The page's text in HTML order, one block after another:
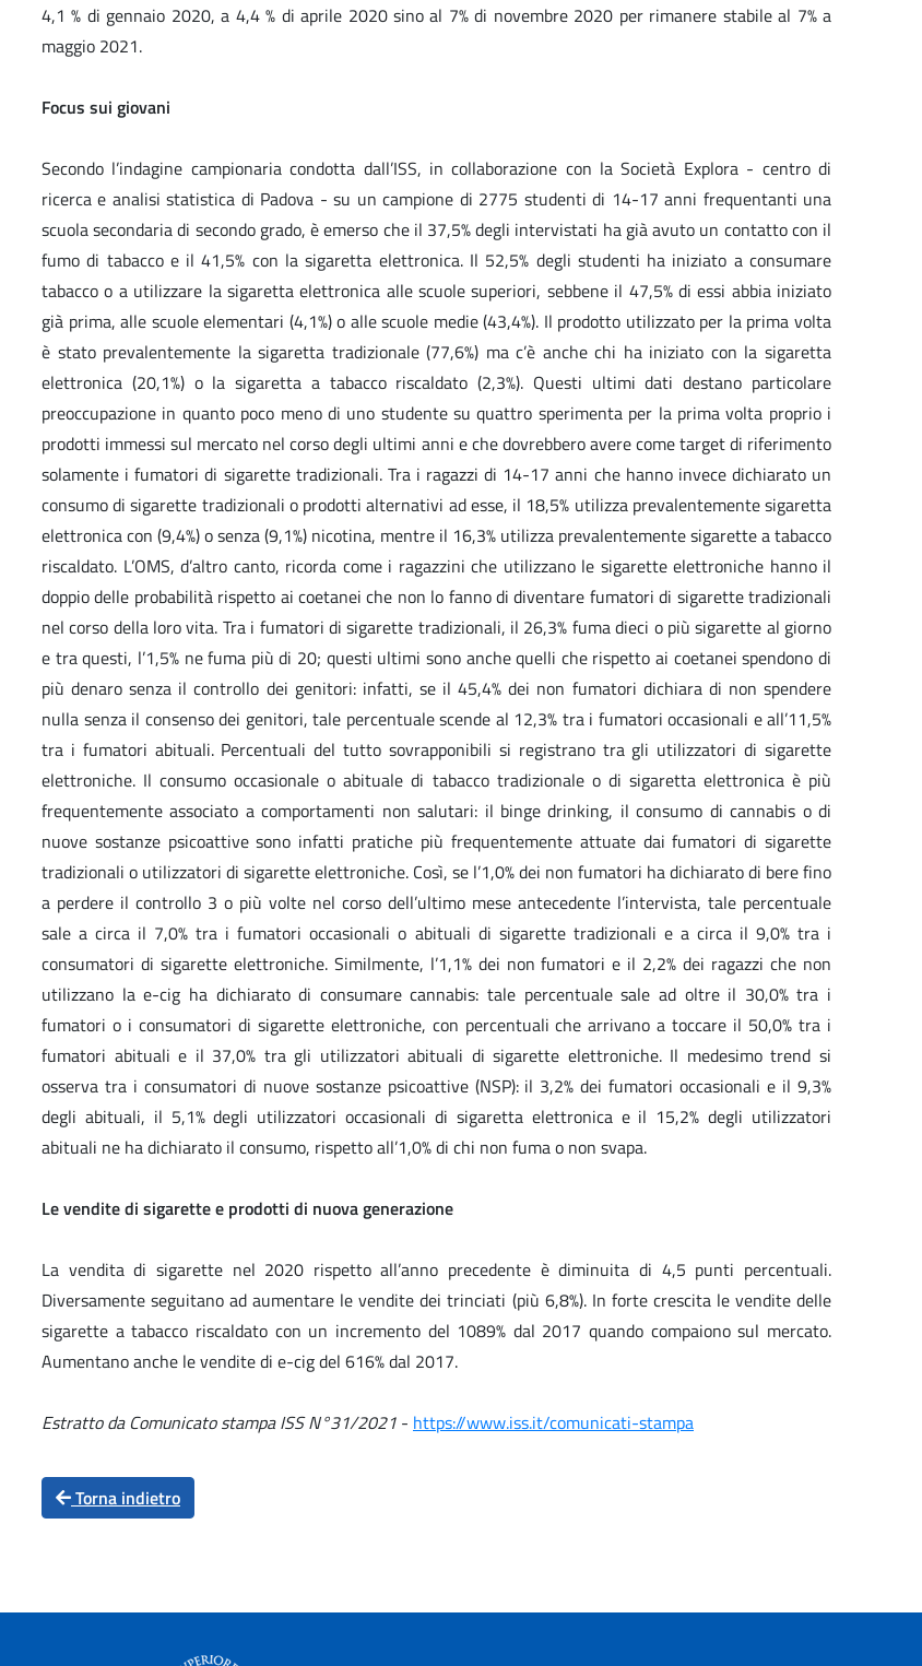
4,1 % di gennaio 2020, a 4,4 % di aprile 2020 sino al 7% di novembre 2020 per rimanere stabile al 7% a
maggio 2021.
Focus sui giovani
Secondo l’indagine campionaria condotta dall’ISS, in collaborazione con la Società Explora - centro di
ricerca e analisi statistica di Padova - su un campione di 2775 studenti di 14-17 anni frequentanti una
scuola secondaria di secondo grado, è emerso che il 37,5% degli intervistati ha già avuto un contatto con il
fumo di tabacco e il 41,5% con la sigaretta elettronica. Il 52,5% degli studenti ha iniziato a consumare
tabacco o a utilizzare la sigaretta elettronica alle scuole superiori, sebbene il 47,5% di essi abbia iniziato
già prima, alle scuole elementari (4,1%) o alle scuole medie (43,4%). Il prodotto utilizzato per la prima volta
è stato prevalentemente la sigaretta tradizionale (77,6%) ma c’è anche chi ha iniziato con la sigaretta
elettronica (20,1%) o la sigaretta a tabacco riscaldato (2,3%). Questi ultimi dati destano particolare
preoccupazione in quanto poco meno di uno studente su quattro sperimenta per la prima volta proprio i
prodotti immessi sul mercato nel corso degli ultimi anni e che dovrebbero avere come target di riferimento
solamente i fumatori di sigarette tradizionali. Tra i ragazzi di 14-17 anni che hanno invece dichiarato un
consumo di sigarette tradizionali o prodotti alternativi ad esse, il 18,5% utilizza prevalentemente sigaretta
elettronica con (9,4%) o senza (9,1%) nicotina, mentre il 16,3% utilizza prevalentemente sigarette a tabacco
riscaldato. L’OMS, d’altro canto, ricorda come i ragazzini che utilizzano le sigarette elettroniche hanno il
doppio delle probabilità rispetto ai coetanei che non lo fanno di diventare fumatori di sigarette tradizionali
nel corso della loro vita. Tra i fumatori di sigarette tradizionali, il 26,3% fuma dieci o più sigarette al giorno
e tra questi, l’1,5% ne fuma più di 20; questi ultimi sono anche quelli che rispetto ai coetanei spendono di
più denaro senza il controllo dei genitori: infatti, se il 45,4% dei non fumatori dichiara di non spendere
nulla senza il consenso dei genitori, tale percentuale scende al 12,3% tra i fumatori occasionali e all’11,5%
tra i fumatori abituali. Percentuali del tutto sovrapponibili si registrano tra gli utilizzatori di sigarette
elettroniche. Il consumo occasionale o abituale di tabacco tradizionale o di sigaretta elettronica è più
frequentemente associato a comportamenti non salutari: il binge drinking, il consumo di cannabis o di
nuove sostanze psicoattive sono infatti pratiche più frequentemente attuate dai fumatori di sigarette
tradizionali o utilizzatori di sigarette elettroniche. Così, se l’1,0% dei non fumatori ha dichiarato di bere fino
a perdere il controllo 3 o più volte nel corso dell’ultimo mese antecedente l’intervista, tale percentuale
sale a circa il 7,0% tra i fumatori occasionali o abituali di sigarette tradizionali e a circa il 9,0% tra i
consumatori di sigarette elettroniche. Similmente, l’1,1% dei non fumatori e il 2,2% dei ragazzi che non
utilizzano la e-cig ha dichiarato di consumare cannabis: tale percentuale sale ad oltre il 30,0% tra i
fumatori o i consumatori di sigarette elettroniche, con percentuali che arrivano a toccare il 50,0% tra i
fumatori abituali e il 37,0% tra gli utilizzatori abituali di sigarette elettroniche. Il medesimo trend si
osserva tra i consumatori di nuove sostanze psicoattive (NSP): il 3,2% dei fumatori occasionali e il 9,3%
degli abituali, il 5,1% degli utilizzatori occasionali di sigaretta elettronica e il 15,2% degli utilizzatori
abituali ne ha dichiarato il consumo, rispetto all’1,0% di chi non fuma o non svapa.
Le vendite di sigarette e prodotti di nuova generazione
La vendita di sigarette nel 2020 rispetto all’anno precedente è diminuita di 4,5 punti percentuali.
Diversamente seguitano ad aumentare le vendite dei trinciati (più 6,8%). In forte crescita le vendite delle
sigarette a tabacco riscaldato con un incremento del 1089% dal 2017 quando compaiono sul mercato.
Aumentano anche le vendite di e-cig del 616% dal 2017.
Estratto da Comunicato stampa ISS N°31/2021 - https://www.iss.it/comunicati-stampa
Torna indietro